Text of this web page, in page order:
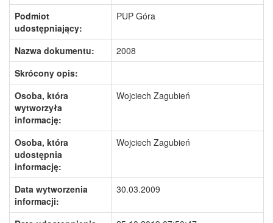
Podmiot
udostępniający:
PUP Góra
Nazwa dokumentu:
2008
Skrócony opis:
Osoba, która
wytworzyła
informację:
Wojciech Zagubień
Osoba, która
udostępnia
informację:
Wojciech Zagubień
Data wytworzenia
informacji:
30.03.2009